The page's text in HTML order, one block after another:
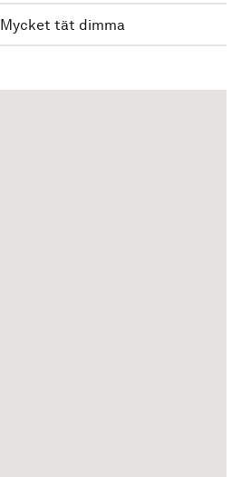
Mycket tät dimma